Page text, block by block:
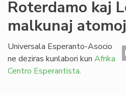
Roterdamo kaj
malkunaj
Universala Esperanto-Asocio
ne deziras kunlabori kun Afrika
Centro Esperantista.